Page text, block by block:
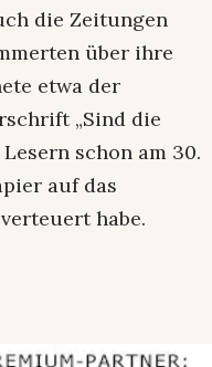
die Zeitungen
über ihre
etwa der
„Sind die
schon am 30.
auf das
habe.